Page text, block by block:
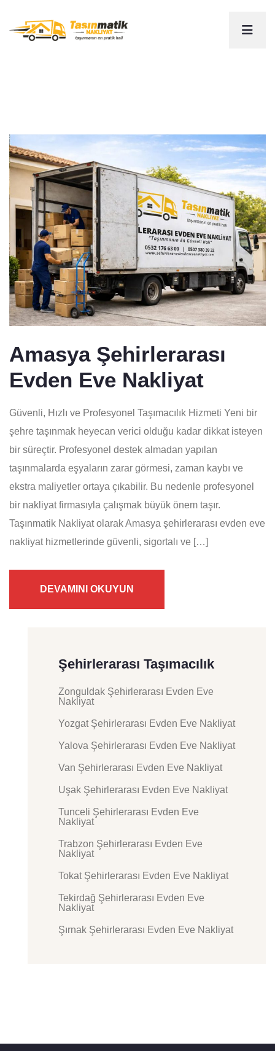
Amasya Şehirlerarası
Evden Eve Nakliyat
Güvenli, Hızlı ve Profesyonel Taşımacılık Hizmeti Yeni bir
şehre taşınmak heyecan verici olduğu kadar dikkat isteyen
bir süreçtir. Profesyonel destek almadan yapılan
taşınmalarda eşyaların zarar görmesi, zaman kaybı ve
ekstra maliyetler ortaya çıkabilir. Bu nedenle profesyonel
bir nakliyat firmasıyla çalışmak büyük önem taşır.
Taşınmatik Nakliyat olarak Amasya şehirlerarası evden eve
nakliyat hizmetlerinde güvenli, sigortalı ve […]
DEVAMINI OKUYUN
Şehirlerarası Taşımacılık
Zonguldak Şehirlerarası Evden Eve
Nakliyat
Yozgat Şehirlerarası Evden Eve Nakliyat
Yalova Şehirlerarası Evden Eve Nakliyat
Van Şehirlerarası Evden Eve Nakliyat
Uşak Şehirlerarası Evden Eve Nakliyat
Tunceli Şehirlerarası Evden Eve
Nakliyat
Trabzon Şehirlerarası Evden Eve
Nakliyat
Tokat Şehirlerarası Evden Eve Nakliyat
Tekirdağ Şehirlerarası Evden Eve
Nakliyat
Şırnak Şehirlerarası Evden Eve Nakliyat